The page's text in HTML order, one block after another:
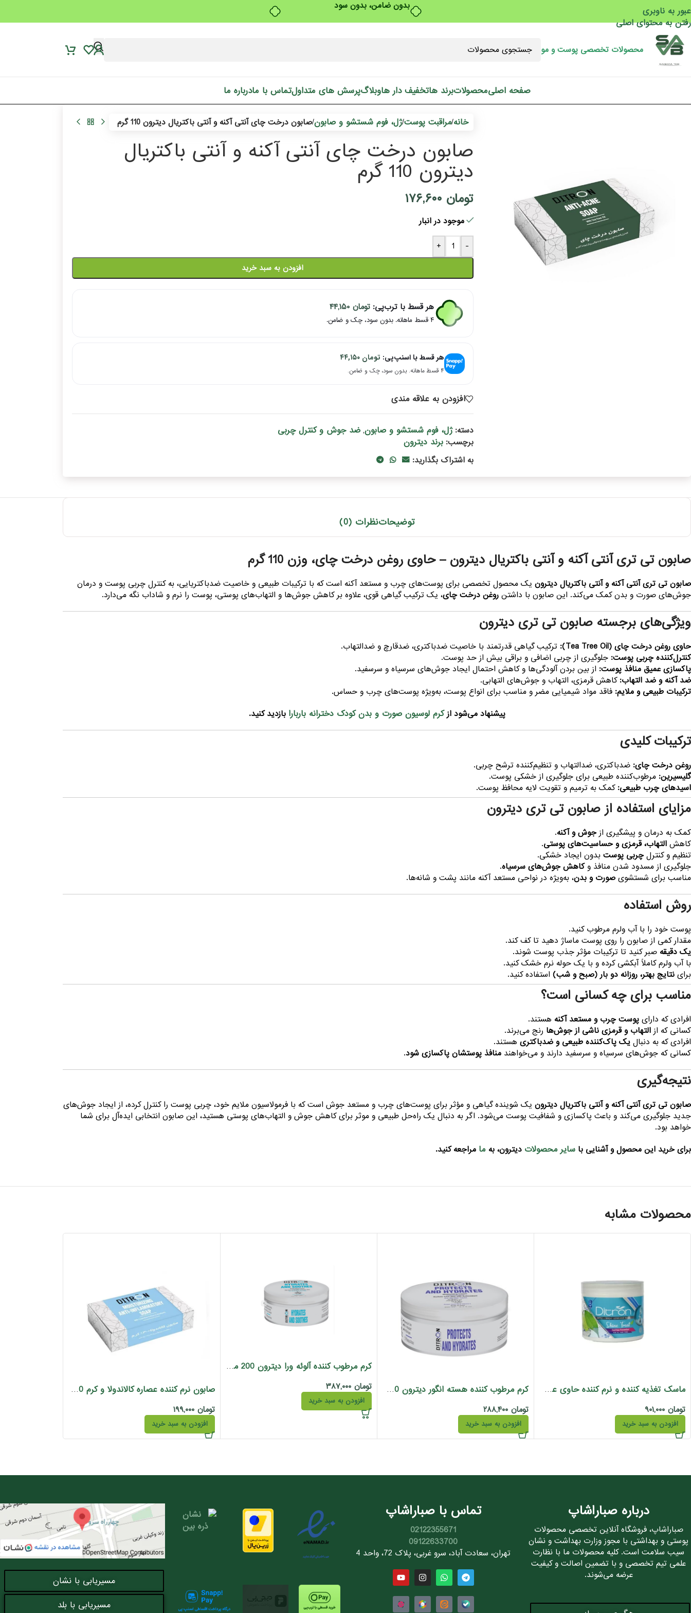
بدون ضامن، بدون سود
عبور به ناوبری
رفتن به محتوای اصلی
محصولات تخصصی پوست و مو
صفحه اصلیمحصولاتبرند هاتخفیف دار هاوبلاگپرسش های متداولتماس با مادرباره ما
خانه/مراقبت پوست/ژل، فوم شستشو و صابون/صابون درخت چای آنتی آکنه و آنتی باکتریال دیترون 110 گرم
صابون درخت چای آنتی آکنه و آنتی باکتریال
دیترون 110 گرم
تومان ۱۷۶,۶۰۰
موجود در انبار
-
+
افزودن به سبد خرید
هر قسط با ترب‌پی:تومان ۴۴,۱۵۰
۴ قسط ماهانه. بدون سود، چک و ضامن.
هر قسط با اسنپ‌پی: تومان ۴۴,۱۵۰
۴ قسط ماهانه. بدون سود، چک و ضامن.
افزودن به علاقه مندی
دسته: ژل، فوم شستشو و صابون, ضد جوش و کنترل چربی
برچسب: برند دیترون
به اشتراک بگذارید:
توضیحاتنظرات (0)
صابون تی تری آنتی آکنه و آنتی باکتریال دیترون – حاوی روغن درخت چای، وزن 110 گرم
صابون تی تری آنتی آکنه و آنتی باکتریال دیترون یک محصول تخصصی برای پوست‌های چرب و مستعد آکنه است که با ترکیبات طبیعی و خاصیت ضدباکتریایی، به کنترل چربی پوست و درمان
جوش‌های صورت و بدن کمک می‌کند. این صابون با داشتن روغن درخت چای، یک ترکیب گیاهی قوی، علاوه بر کاهش جوش‌ها و التهاب‌های پوستی، پوست را نرم و شاداب نگه می‌دارد.
ویژگی‌های برجسته صابون تی تری دیترون
حاوی روغن درخت چای (Tea Tree Oil):
ترکیب گیاهی قدرتمند با خاصیت ضدباکتری، ضدقارچ و ضدالتهاب.
کنترل‌کننده چربی پوست: جلوگیری از چربی اضافی و براقی بیش از حد پوست.
پاکسازی عمیق منافذ پوست: از بین بردن آلودگی‌ها و کاهش احتمال ایجاد جوش‌های سرسیاه و سرسفید.
ضد آکنه و ضد التهاب: کاهش قرمزی، التهاب و جوش‌های التهابی.
ترکیبات طبیعی و ملایم: فاقد مواد شیمیایی مضر و مناسب برای انواع پوست، به‌ویژه پوست‌های چرب و حساس.
پیشنهاد می‌شود ازکرم لوسیون صورت و بدن کودک دخترانه باربارا بازدید کنید.
ترکیبات کلیدی
روغن درخت چای: ضدباکتری، ضدالتهاب و تنظیم‌کننده ترشح چربی.
گلیسیرین: مرطوب‌کننده طبیعی برای جلوگیری از خشکی پوست.
اسیدهای چرب طبیعی: کمک به ترمیم و تقویت لایه محافظ پوست.
مزایای استفاده از صابون تی تری دیترون
کمک به درمان و پیشگیری ازجوش و آکنه.
کاهش التهاب، قرمزی و حساسیت‌های پوستی.
تنظیم و کنترلچربی پوست بدون ایجاد خشکی.
جلوگیری از مسدود شدن منافذ وکاهش جوش‌های سرسیاه.
مناسب برای شستشوی صورت و بدن، به‌ویژه در نواحی مستعد آکنه مانند پشت و شانه‌ها.
روش استفاده
پوست خود را با آب ولرم مرطوب کنید.
مقدار کمی از صابون را روی پوست ماساژ دهید تا کف کند.
یک دقیقه صبر کنید تا ترکیبات مؤثر جذب پوست شوند.
با آب ولرم کاملاً آبکشی کرده و با یک حوله نرم خشک کنید.
برای نتایج بهتر، روزانه دو بار (صبح و شب) استفاده کنید.
مناسب برای چه کسانی است؟
افرادی که دارای پوست چرب و مستعد آکنه هستند.
کسانی که از التهاب و قرمزی ناشی از جوش‌ها رنج می‌برند.
افرادی که به دنبال یک پاک‌کننده طبیعی و ضدباکتری هستند.
کسانی که جوش‌های سرسیاه و سرسفید دارند و می‌خواهند منافذ پوستشان پاکسازی شود.
نتیجه‌گیری
صابون تی تری آنتی آکنه و آنتی باکتریال دیترون یک شوینده گیاهی و مؤثر برای پوست‌های چرب و مستعد جوش است که با فرمولاسیون ملایم خود، چربی پوست را کنترل کرده، از ایجاد جوش‌های
جدید جلوگیری می‌کند و باعث پاکسازی و شفافیت پوست می‌شود. اگر به دنبال یک راه‌حل طبیعی و موثر برای کاهش جوش و التهاب‌های پوستی هستید، این صابون انتخابی ایده‌آل برای شما
خواهد بود.
برای خرید این محصول و آشنایی با سایر محصولات دیترون، به ما مراجعه کنید.
محصولات مشابه
ماسک تغذیه کننده و نرم کننده حاوی عصاره سیب دیترون 400 میل
تومان
افزودن به سبد خرید
کرم مرطوب کننده هسته انگور دیترون 200 میل
تومان
افزودن به سبد خرید
کرم مرطوب کننده آلوئه ورا دیترون 200 میل
تومان
افزودن به سبد خرید
صابون نرم کننده عصاره کالاندولا و کرم 30 درصد دیترون 110 گرم
تومان
افزودن به سبد خرید
درباره صباراشاپ
صباراشاپ، فروشگاه آنلاین تخصصی محصولات
پوستی و بهداشتی با مجوز وزارت بهداشت و نشان
سیب سلامت است. کلیه محصولات ما با نظارت
علمی تیم تخصصی و با تضمین اصالت و کیفیت
عرضه می‌شوند.
تماس با صباراشاپ
02122355671
09122633700
تهران، سعادت آباد، سرو غربی، پلاک 72، واحد 4
مسیریابی با نشان
مسیریابی با بلد